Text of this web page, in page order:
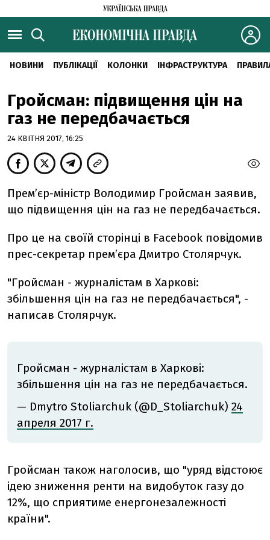
НОВИНИ ПУБЛІКАЦІЇ КОЛОНКИ ІНФРАСТРУКТУРА
Гройсман: підвищення цін на
газ не передбачається
24 КВІТНЯ 2017, 16:25
Прем’єр-міністр Володимир Гройсман заявив,
що підвищення цін на газ не передбачається.
Про це на своїй сторінці в Facebook повідомив
прес-секретар прем’єра Дмитро Столярчук.
"Гройсман - журналістам в Харкові:
збільшення цін на газ не передбачається", -
написав Столярчук.
Гройсман - журналістам в Харкові:
збільшення цін на газ не передбачається.
— Dmytro Stoliarchuk (@D_Stoliarchuk) 24
апреля 2017 г.
Гройсман також наголосив, що "уряд відстоює
ідею зниження ренти на видобуток газу до
12%, що сприятиме енергонезалежності
країни".